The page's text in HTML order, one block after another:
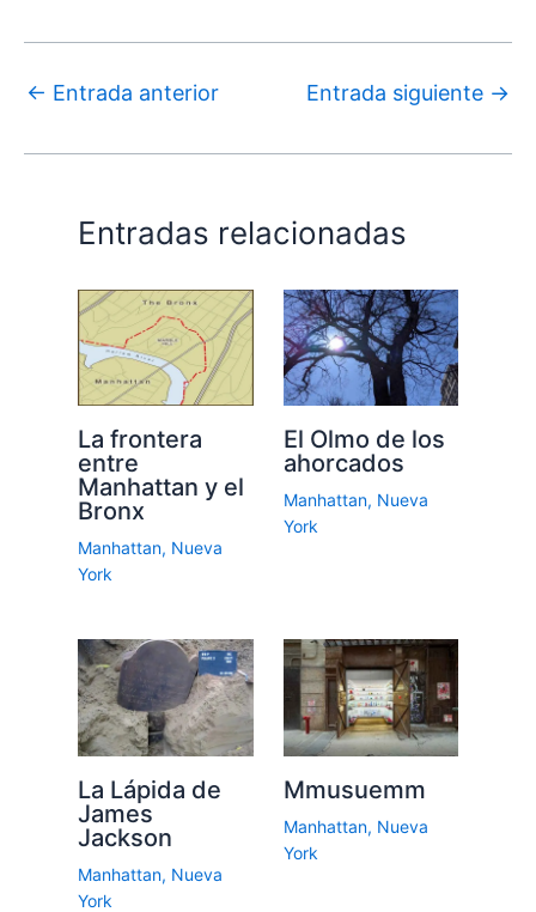
← Entrada anterior Entrada siguiente →
Entradas relacionadas
La frontera
entre
Manhattan y el
Bronx
Manhattan, Nueva
York
El Olmo de los
ahorcados
Manhattan, Nueva
York
La Lápida de
James
Jackson
Manhattan, Nueva
York
Mmusuemm
Manhattan, Nueva
York